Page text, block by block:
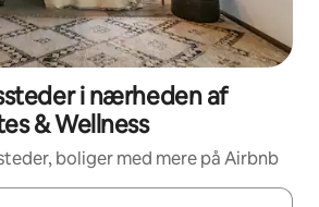
i nærheden af
& Wellness
boliger med mere på Airbnb